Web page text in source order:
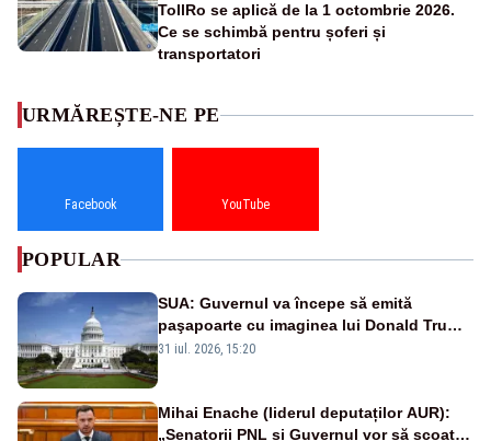
TollRo se aplică de la 1 octombrie 2026.
Ce se schimbă pentru șoferi și
transportatori
URMĂREȘTE-NE PE
Facebook YouTube
POPULAR
SUA: Guvernul va începe să emită
paşapoarte cu imaginea lui Donald Trump
începând cu 8 august
31 iul. 2026, 15:20
Mihai Enache (liderul deputaților AUR):
„Senatorii PNL și Guvernul vor să scoată